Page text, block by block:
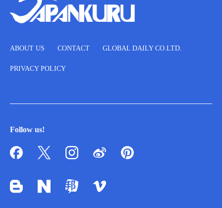
ABOUT US CONTACT GLOBAL DAILY CO.LTD.
PRIVACY POLICY
Follow us!